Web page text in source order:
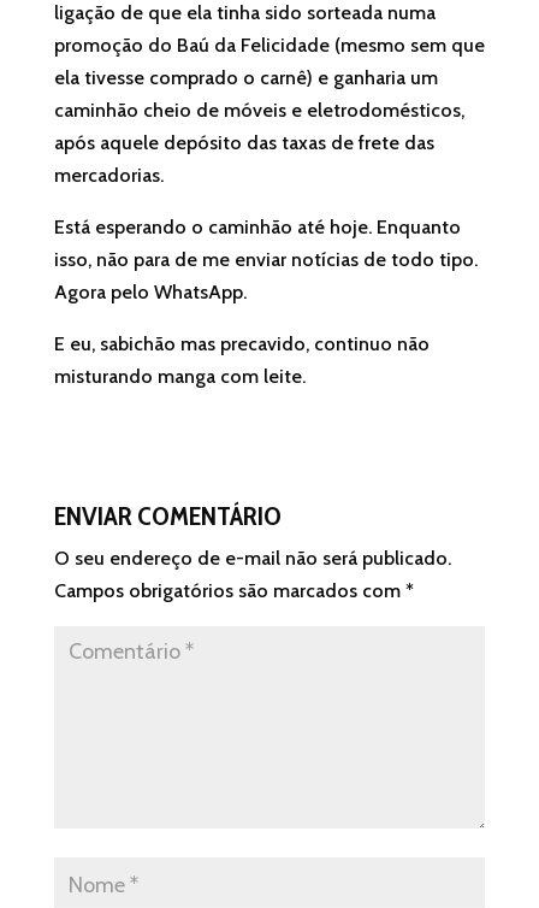
ligação de que ela tinha sido sorteada numa
promoção do Baú da Felicidade (mesmo sem que
ela tivesse comprado o carnê) e ganharia um
caminhão cheio de móveis e eletrodomésticos,
após aquele depósito das taxas de frete das
mercadorias.
Está esperando o caminhão até hoje. Enquanto
isso, não para de me enviar notícias de todo tipo.
Agora pelo WhatsApp.
E eu, sabichão mas precavido, continuo não
misturando manga com leite.
ENVIAR COMENTÁRIO
O seu endereço de e-mail não será publicado.
Campos obrigatórios são marcados com *